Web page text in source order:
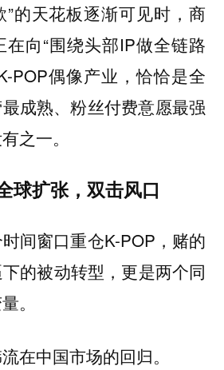
的天花板逐渐可见时，商
向“围绕头部IP做全链路
POP偶像产业，恰恰是全
成熟、粉丝付费意愿最强
之一。
球扩张，双击风口
间窗口重仓K-POP，赌的
的被动转型，更是两个同
。
在中国市场的回归。